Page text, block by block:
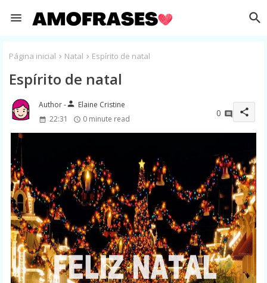
Página inicial Natal Espírito de natal
Espírito de natal
person Elaine Cristine
22:31
0 minute read
0 share